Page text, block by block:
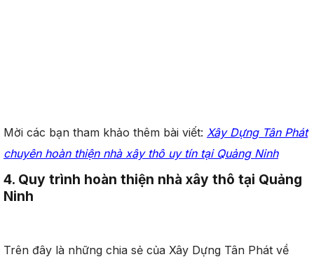
Mời các bạn tham khảo thêm bài viết: Xây Dựng Tân Phát
chuyên hoàn thiện nhà xây thô uy tín tại Quảng Ninh
4. Quy trình hoàn thiện nhà xây thô tại Quảng
Ninh
Trên đây là những chia sẻ của Xây Dựng Tân Phát về